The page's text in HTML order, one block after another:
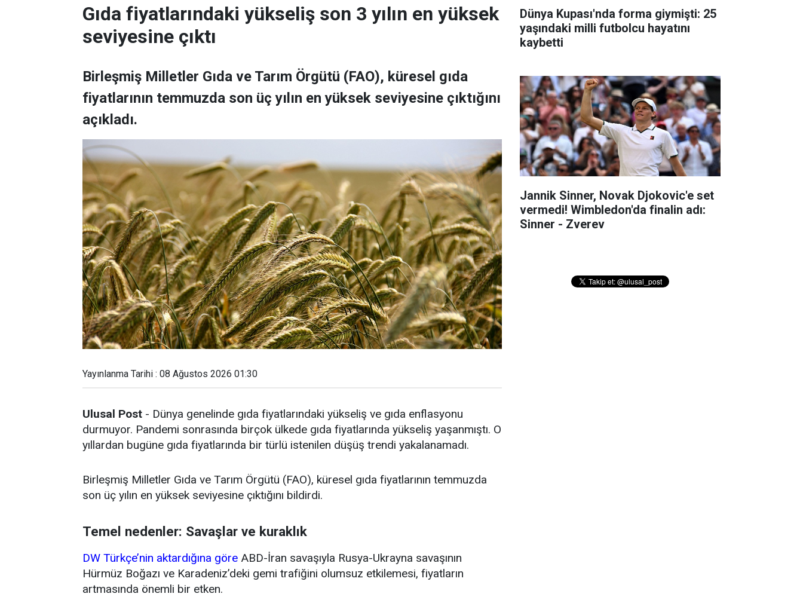
Gıda fiyatlarındaki yükseliş son 3 yılın en yüksek
seviyesine çıktı
Birleşmiş Milletler Gıda ve Tarım Örgütü (FAO), küresel gıda
fiyatlarının temmuzda son üç yılın en yüksek seviyesine çıktığını
açıkladı.
Yayınlanma Tarihi : 08 Ağustos 2026 01:30
Ulusal Post - Dünya genelinde gıda fiyatlarındaki yükseliş ve gıda enflasyonu
durmuyor. Pandemi sonrasında birçok ülkede gıda fiyatlarında yükseliş yaşanmıştı. O
yıllardan bugüne gıda fiyatlarında bir türlü istenilen düşüş trendi yakalanamadı.
Birleşmiş Milletler Gıda ve Tarım Örgütü (FAO), küresel gıda fiyatlarının temmuzda
son üç yılın en yüksek seviyesine çıktığını bildirdi.
Temel nedenler: Savaşlar ve kuraklık
DW Türkçe’nin aktardığına göre ABD-İran savaşıyla Rusya-Ukrayna savaşının
Hürmüz Boğazı ve Karadeniz’deki gemi trafiğini olumsuz etkilemesi, fiyatların
artmasında önemli bir etken.
Dünya Kupası'nda forma giymişti: 25
yaşındaki milli futbolcu hayatını
kaybetti
Jannik Sinner, Novak Djokovic'e set
vermedi! Wimbledon'da finalin adı:
Sinner - Zverev